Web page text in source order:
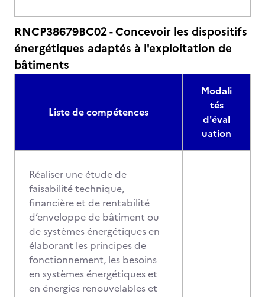
RNCP38679BC02 - Concevoir les dispositifs
énergétiques adaptés à l'exploitation de
bâtiments
Liste de compétences
Modali
tés
d'éval
uation
Réaliser une étude de
faisabilité technique,
financière et de rentabilité
d’enveloppe de bâtiment ou
de systèmes énergétiques en
élaborant les principes de
fonctionnement, les besoins
en systèmes énergétiques et
en énergies renouvelables et